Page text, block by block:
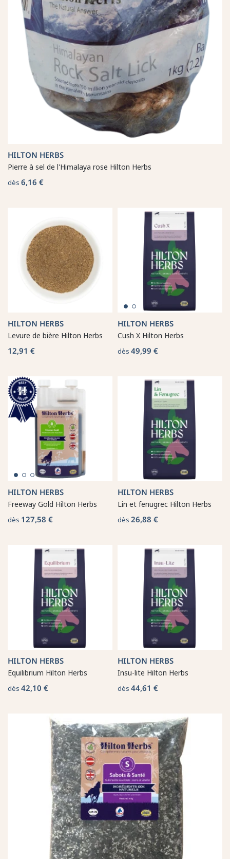
HILTON HERBS
Pierre à sel de l'Himalaya rose Hilton Herbs
dès 6,16 €
HILTON HERBS
Levure de bière Hilton Herbs
12,91 €
HILTON HERBS
Cush X Hilton Herbs
dès 49,99 €
HILTON HERBS
Freeway Gold Hilton Herbs
dès 127,58 €
HILTON HERBS
Lin et fenugrec Hilton Herbs
dès 26,88 €
HILTON HERBS
Equilibrium Hilton Herbs
dès 42,10 €
HILTON HERBS
Insu-lite Hilton Herbs
dès 44,61 €